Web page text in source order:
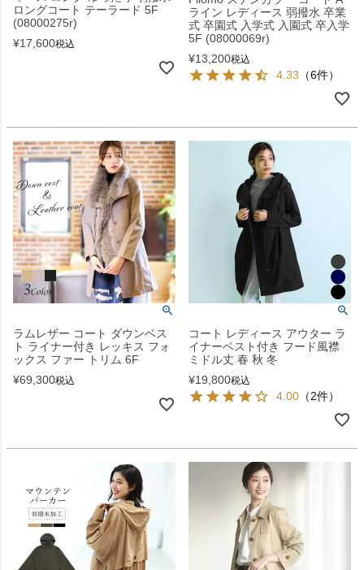
ロングコート テーラード 5F
(08000275r)
¥17,600税込
ライン レディース 弱撥水 卒業
式 卒園式 入学式 入園式 卒入学
5F (08000069r)
¥13,200税込
4.33 （6件）
ラムレザー コート ダウンベス
ト ライナー付き レッキス フォ
ックス ファー トリム 6F
¥69,300税込
コート レディース アウター ラ
イナーベスト付き フード風襟
ミドル丈 春 秋 冬
¥19,800税込
4.00 （2件）